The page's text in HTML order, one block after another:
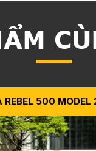
REBEL 500 MODEL